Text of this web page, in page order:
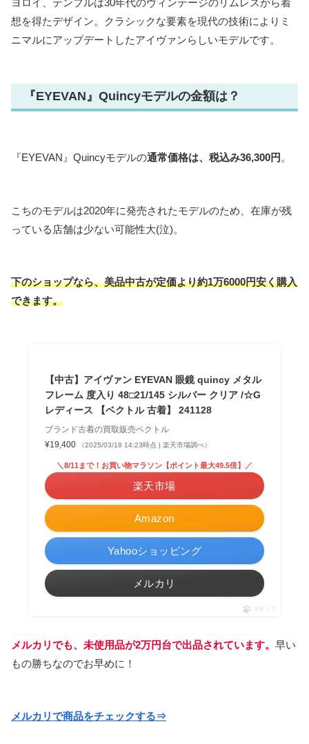
ヨロイ、テンプルは30年代のヴィンテージのリムレスから着
想を得たデザイン。クラシックな要素を現代の技術によりミ
ニマルにアップデートしたアイヴァンらしいモデルです。
『EYEVAN』Quincyモデルの金額は？
『EYEVAN』Quincyモデルの通常価格は、税込み36,300円 。
こちのモデルは2020年に発売されたモデルのため、在庫が残
っている店舗は少ない可能性大(泣)。
下のショップなら、美品中古が定価より約1万6000円安く購入
できます。
【中古】アイヴァン EYEVAN 眼鏡 quincy メタル
フレーム 度入り 48□21/145 シルバー クリア /☆G
レディース 【ベクトル 古着】 241128
ブランド古着の買取販売ベクトル
¥19,400
（2025/03/18 14:23時点 | 楽天市場調べ）
Amazon
＼8/11まで！お買い物マラソン【ポイント最大49.5倍】／
楽天市場
Yahooショッピング
メルカリ
ポチップ
メルカリでも、未使用品が2万円台で出品されています。 早い
もの勝ちなのでお早めに！
メルカリで商品をチェックする⇒